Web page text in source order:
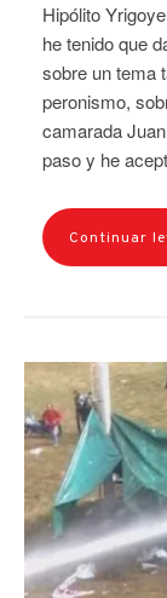
Hipólito
he tenido que
sobre un tema
peronismo,
camarada
paso y he
Continuar